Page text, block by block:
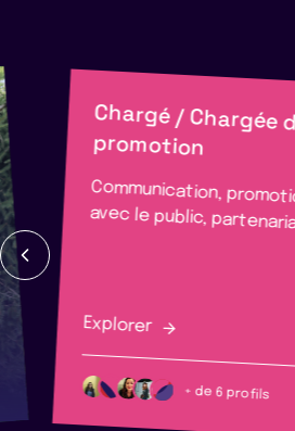
Chargé / Chargée
promotion
Communication,
avec le public,
Explorer
+ de 6 profils